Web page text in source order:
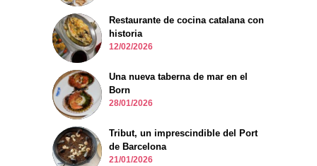
Restaurante de cocina catalana con
historia
12/02/2026
Una nueva taberna de mar en el
Born
28/01/2026
Tribut, un imprescindible del Port
de Barcelona
21/01/2026